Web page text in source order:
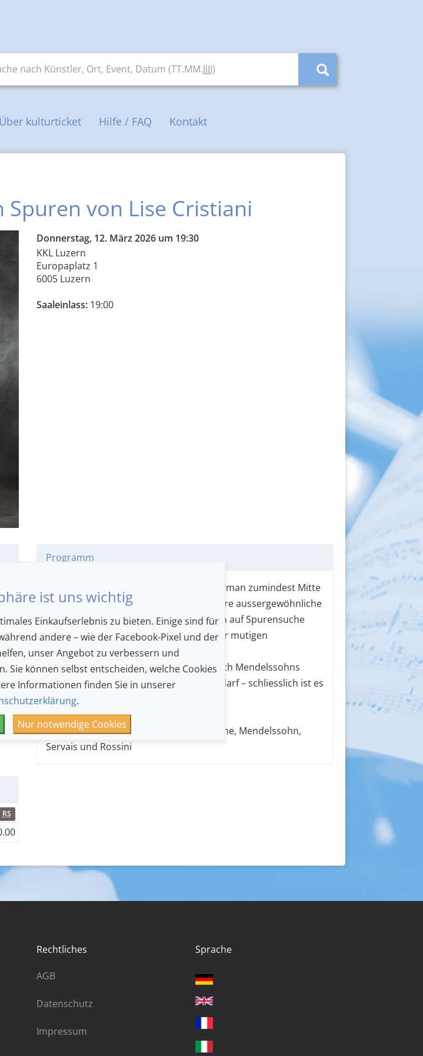
Über kulturticket Hilfe / FAQ Kontakt
Spuren von Lise Cristiani
Donnerstag, 12. März 2026 um 19:30
KKL Luzern
Europaplatz 1
6005 Luzern
Saaleinlass: 19:00
Programm
Eine Frau am Cello? Skandalös! Das fand man zumindest Mitte
des 19. Jahrhunderts, als Lise Cristiani ihre aussergewöhnliche
Karriere startete. Sol Gabetta begibt sich auf Spurensuche
und folgt den musikalischen Pfaden ihrer mutigen
Vorgängerin.
Ganz klar, dass in diesem Programm auch Mendelssohns
«Lied ohne Worte» op. 109 nicht fehlen darf – schliesslich ist es
Lise Cristiani gewidmet.
Werke von Offenbach, Batta, Franchomme, Mendelssohn,
Servais und Rossini
RS
Rechtliches
AGB
Datenschutz
Impressum
Sprache
ist uns wichtig
Einkaufserlebnis zu bieten. Einige sind für
andere – wie der Facebook-Pixel und der
unser Angebot zu verbessern und
Sie können selbst entscheiden, welche Cookies
Informationen finden Sie in unserer
.
Nur notwendige Cookies